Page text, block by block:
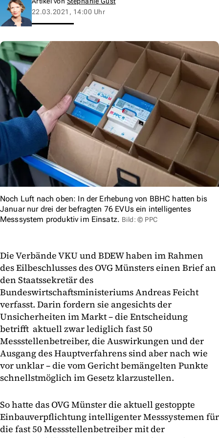
22.03.2021, 14:00 Uhr
Noch Luft nach oben: In der Erhebung von BBHC hatten bis
Januar nur drei der befragten 76 EVUs ein intelligentes
Messsystem produktiv im Einsatz. Bild: © PPC
Die Verbände VKU und BDEW haben im Rahmen
des Eilbeschlusses des OVG Münsters einen Brief an
den Staatssekretär des
Bundeswirtschaftsministeriums Andreas Feicht
verfasst. Darin fordern sie angesichts der
Unsicherheiten im Markt – die Entscheidung
betrifft aktuell zwar lediglich fast 50
Messstellenbetreiber, die Auswirkungen und der
Ausgang des Hauptverfahrens sind aber nach wie
vor unklar – die vom Gericht bemängelten Punkte
schnellstmöglich im Gesetz klarzustellen.
So hatte das OVG Münster die aktuell gestoppte
Einbauverpflichtung intelligenter Messsystemen für
die fast 50 Messstellenbetreiber mit der